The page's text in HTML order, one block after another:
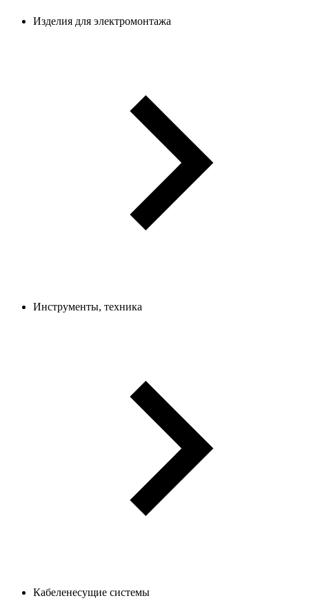
Изделия для электромонтажа
Инструменты, техника
Кабеленесущие системы